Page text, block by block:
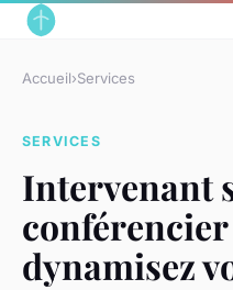
Accueil›Services
SERVICES
Intervenant
dynamisez